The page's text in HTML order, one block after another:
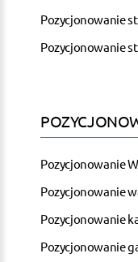
Pozycjonowanie
Pozycjonowanie
Pozycjonowanie
Pozycjonowanie
Pozycjonowanie
Pozycjonowanie